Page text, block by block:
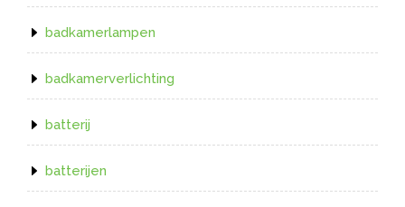
badkamerlampen
badkamerverlichting
batterij
batterijen